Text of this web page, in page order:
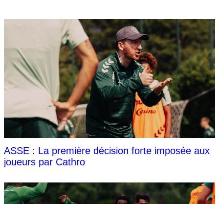
ASSE : La première décision forte imposée aux
joueurs par Cathro